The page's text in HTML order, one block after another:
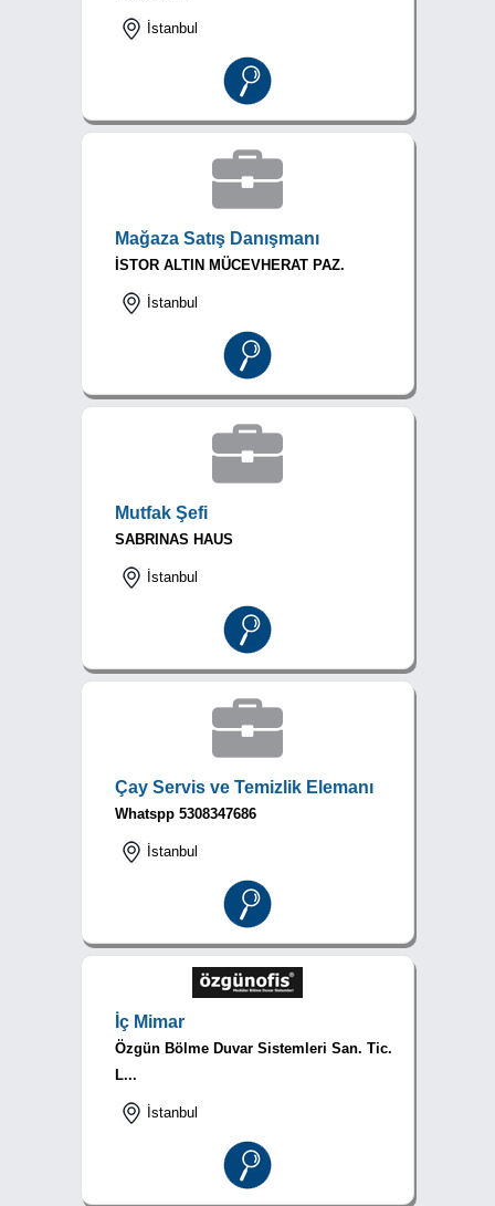
İstanbul
Mağaza Satış Danışmanı
İSTOR ALTIN MÜCEVHERAT PAZ.
İstanbul
Mutfak Şefi
SABRINAS HAUS
İstanbul
Çay Servis ve Temizlik Elemanı
Whatspp 5308347686
İstanbul
İç Mimar
Özgün Bölme Duvar Sistemleri San. Tic.
L...
İstanbul